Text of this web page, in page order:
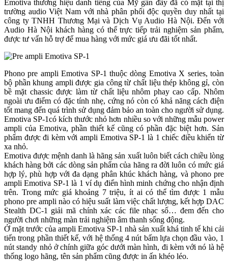
Emotiva thương hiệu danh tiếng của Mỹ gần đây đã có mặt tại thị
trường audio Việt Nam với nhà phân phối độc quyền duy nhất tại
công ty TNHH Thương Mại và Dịch Vụ Audio Hà Nội. Đến với
Audio Hà Nội khách hàng có thể trực tiếp trải nghiệm sản phẩm,
được tư vấn hỗ trợ để mua hàng với mức giá ưu đãi tốt nhất.
Phono pre ampli Emotiva SP-1 thuộc dòng Emotiva X series, toàn
bộ phần khung ampli được gia công từ chất liệu thép không gỉ, còn
bề mặt chassic được làm từ chất liệu nhôm phay cao cấp. Nhôm
ngoài ưu điểm có đặc tính nhẹ, cứng nó còn có khả năng cách điện
tốt mang đến quá trình sử dụng đảm bảo an toàn cho người sử dụng.
Emotiva SP-1có kích thước nhỏ hơn nhiều so với những mẫu power
ampli của Emotiva, phần thiết kế cũng có phần đặc biệt hơn. Sản
phẩm được đi kèm với ampli Emotiva SP-1 là 1 chiếc điều khiển từ
xa nhỏ.
Emotiva được mệnh danh là hãng sản xuất luôn biết cách chiều lòng
khách hàng bởi các dòng sản phẩm của hãng ra đời luôn có mức giá
hợp lý, phù hợp với đa dạng phân khúc khách hàng, và phono pre
ampli Emotiva SP-1 là 1 ví dụ điển hình minh chứng cho nhận định
trên. Trong mức giá khoảng 7 triệu, ít ai có thể tìm được 1 mẫu
phono pre ampli nào có hiệu suất làm việc chất lượng, kết hợp DAC
Stealth DC-1 giải mã chính xác các file nhạc số… đem đến cho
người chơi những màn trải nghiệm âm thanh sống động.
Ở mặt trước của ampli Emotiva SP-1 nhà sản xuất khá tinh tế khi cải
tiến trong phần thiết kế, với hệ thống 4 nút bấm lựa chọn đầu vào, 1
nút standy nhỏ ở chính giữa góc dưới màn hình, đi kèm với nó là hệ
thống logo hãng, tên sản phẩm cũng được in ấn khéo léo.